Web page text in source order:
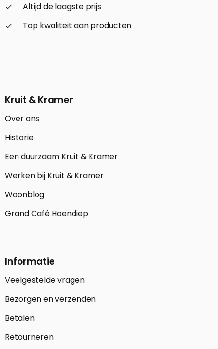
check_small
Altijd de laagste prijs
check_small
Top kwaliteit aan producten
Kruit & Kramer
Over ons
Historie
Een duurzaam Kruit & Kramer
Werken bij Kruit & Kramer
Woonblog
Grand Café Hoendiep
Informatie
Veelgestelde vragen
Bezorgen en verzenden
Betalen
Retourneren